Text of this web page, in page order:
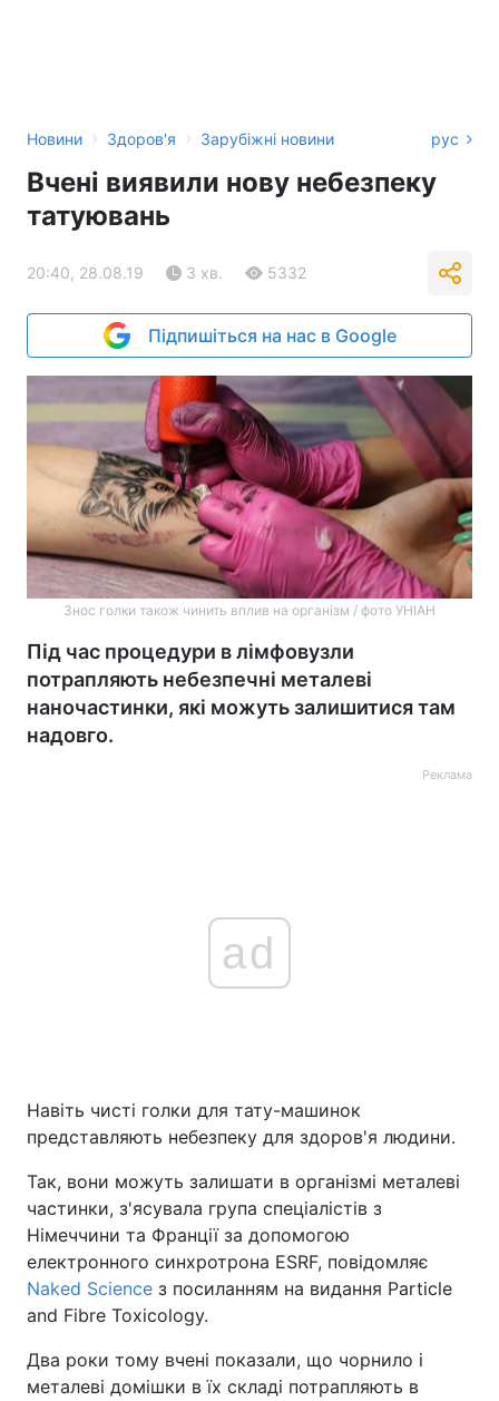
Новини › Здоров'я › Зарубіжні новини рус
Вчені виявили нову небезпеку
татуювань
20:40, 28.08.19 3 хв. 5332
Підпишіться на нас в Google
Знос голки також чинить вплив на організм / фото УНІАН
Під час процедури в лімфовузли
потрапляють небезпечні металеві
наночастинки, які можуть залишитися там
надовго.
Реклама
ad
Навіть чисті голки для тату-машинок
представляють небезпеку для здоров'я людини.
Так, вони можуть залишати в організмі металеві
частинки, з'ясувала група спеціалістів з
Німеччини та Франції за допомогою
електронного синхротрона ESRF, повідомляє
Naked Science з посиланням на видання Particle
and Fibre Toxicology.
Два роки тому вчені показали, що чорнило і
металеві домішки в їх складі потрапляють в